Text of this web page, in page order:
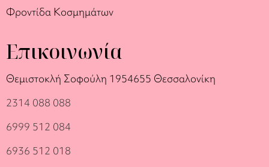
Φροντίδα Κοσμημάτων
Επικοινωνία
Θεμιστοκλή Σοφούλη 1954655 Θεσσαλονίκη
2314 088 088
6999 512 084
6936 512 018